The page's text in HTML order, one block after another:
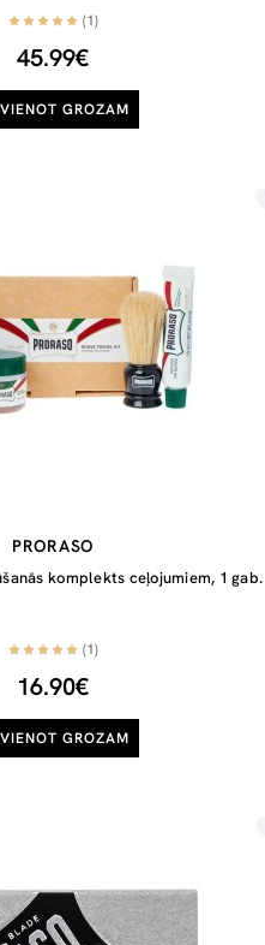
(1)
45.99€
GROZAM
PRORASO
komplekts ceļojumiem, 1 gab.
(1)
16.90€
GROZAM